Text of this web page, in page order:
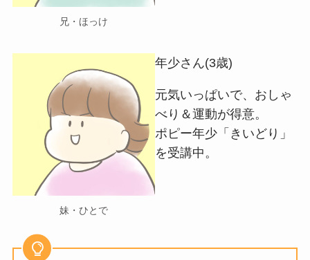
兄・ほっけ
妹・ひとで
年少さん(3歳)
元気いっぱいで、おしゃ
べり＆運動が得意。
ポピー年少「きいどり」
を受講中。